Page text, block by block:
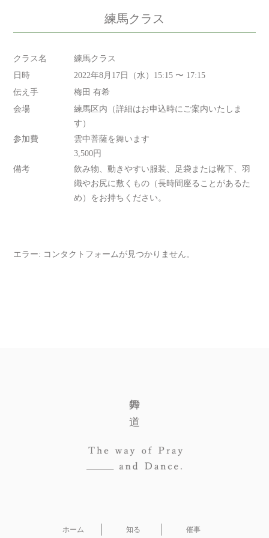
練馬クラス
クラス名
練馬クラス
日時
2022年8月17日（水）15:15 〜 17:15
伝え手
梅田 有希
会場
練馬区内（詳細はお申込時にご案内いたしま
す）
参加費
雲中菩薩を舞います
3,500円
備考
飲み物、動きやすい服装、足袋または靴下、羽
織やお尻に敷くもの（長時間座ることがあるた
め）をお持ちください。
エラー: コンタクトフォームが見つかりません。
舞の道
ホーム 知る 催事